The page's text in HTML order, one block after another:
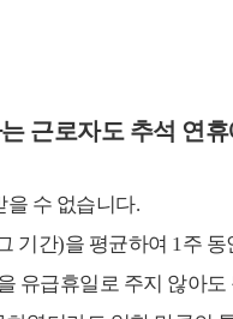
근로자도 추석 연
을 수 없습니다.
기간)을 평균하여 1주
유급휴일로 주지 않아